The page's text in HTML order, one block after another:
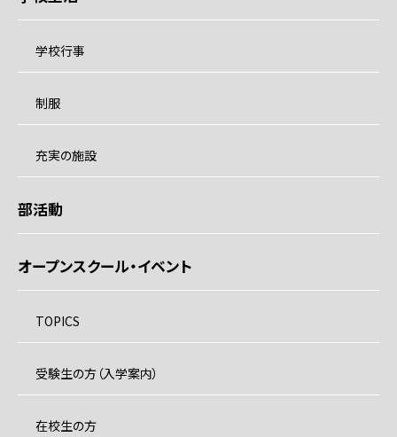
学校行事
制服
充実の施設
部活動
オープンスクール・イベント
TOPICS
受験生の方（入学案内）
在校生の方